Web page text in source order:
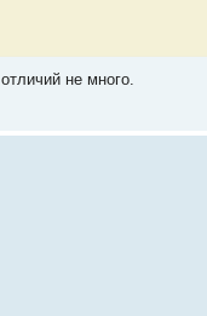
не много.